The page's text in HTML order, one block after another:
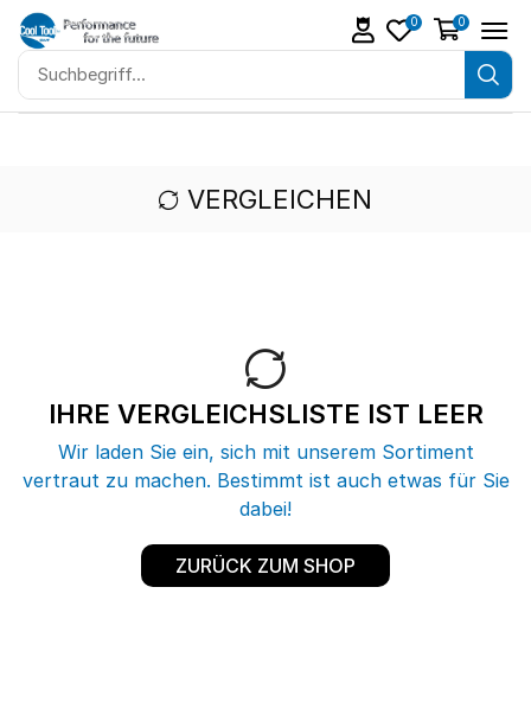
0 0
VERGLEICHEN
IHRE VERGLEICHSLISTE IST LEER
Wir laden Sie ein, sich mit unserem Sortiment
vertraut zu machen. Bestimmt ist auch etwas für Sie
dabei!
ZURÜCK ZUM SHOP